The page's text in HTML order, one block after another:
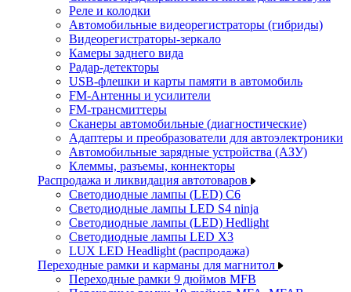
Реле и колодки
Автомобильные видеорегистраторы (гибриды)
Видеорегистраторы-зеркало
Камеры заднего вида
Радар-детекторы
USB-флешки и карты памяти в автомобиль
FM-Антенны и усилители
FM-трансмиттеры
Сканеры автомобильные (диагностические)
Адаптеры и преобразователи для автоэлектроники
Автомобильные зарядные устройства (АЗУ)
Клеммы, разъемы, коннекторы
Распродажа и ликвидация автотоваров
Светодиодные лампы (LED) C6
Светодиодные лампы LED S4 ninja
Светодиодные лампы (LED) Hedlight
Светодиодные лампы LED X3
LUX LED Headlight (распродажа)
Переходные рамки и карманы для магнитол
Переходные рамки 9 дюймов MFB